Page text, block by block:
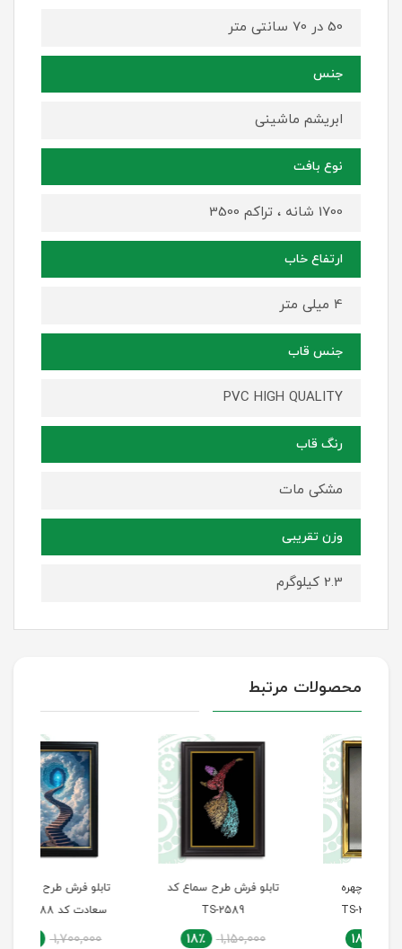
50 در 70 سانتی متر
جنس
ابریشم ماشینی
نوع بافت
1700 شانه ، تراکم 3500
ارتفاع خاب
4 میلی متر
جنس قاب
PVC HIGH QUALITY
رنگ قاب
مشکی مات
وزن تقریبی
2.3 کیلوگرم
محصولات مرتبط
تابلو فرش طرح سماع کد
18٪
تابلو فرش طرح پله‌های
18٪